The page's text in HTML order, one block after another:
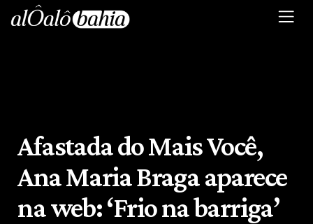
Afastada do Mais Você,
Ana Maria Braga aparece
na web: ‘Frio na barriga’